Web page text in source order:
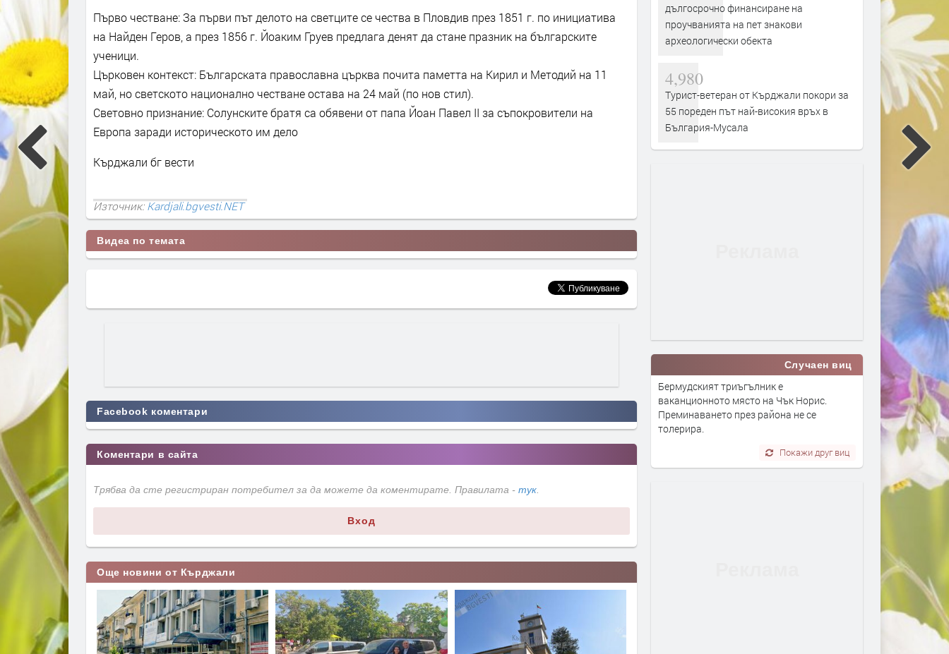
Първо честване: За първи път делото на светците се чества в Пловдив през 1851 г. по инициатива
на Найден Геров, а през 1856 г. Йоаким Груев предлага денят да стане празник на българските
ученици.
Църковен контекст: Българската православна църква почита паметта на Кирил и Методий на 11
май, но светското национално честване остава на 24 май (по нов стил).
Световно признание: Солунските братя са обявени от папа Йоан Павел II за съпокровители на
Европа заради историческото им дело
Кърджали бг вести
Източник:Kardjali.bgvesti.NET
Видеа по темата
Facebook коментари
Коментари в сайта
Трябва да сте регистриран потребител за да можете да коментирате. Правилата - тук.
Вход
Още новини от Кърджали
дългосрочно финансиране на
проучванията на пет знакови
археологически обекта
4,980
Турист-ветеран от Кърджали покори за
55 пореден път най-високия връх в
България-Мусала
Случаен виц
Бермудският триъгълник е
ваканционното място на Чък Норис.
Преминаването през района не се
толерира.
Покажи друг виц